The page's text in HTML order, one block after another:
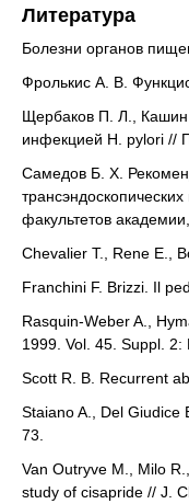
Литература
Болезни органов
Фролькис А. В.
Щербаков П. Л., Кашин
инфекцией H. pylori //
Самедов Б. Х.
факультетов
Chevalier T., Rene E.,
Franchini F. Brizzi. Il
Rasquin-Weber A.,
1999. Vol. 45. Suppl. 2:
Scott R. B. Recurrent
Staiano A., Del
73.
Van Outryve M., Milo
study of cisapride // J.